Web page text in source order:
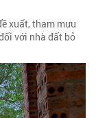
xuất, tham mưu
với nhà đất bỏ